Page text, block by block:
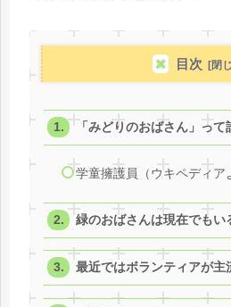
目次
「みどりのおばさん」って
学童擁護員（ウキペディア
緑のおばさんは現在でもい
最近ではボランティアが主